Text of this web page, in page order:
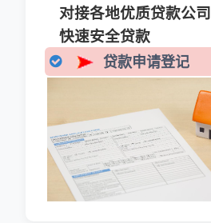
对接各地优质贷款公司
快速安全贷款
贷款申请登记